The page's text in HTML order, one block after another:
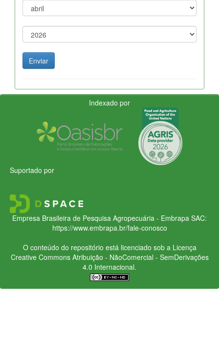
Indexado por
Suportado por
Empresa Brasileira de Pesquisa Agropecuária - Embrapa SAC:
https://www.embrapa.br/fale-conosco
O conteúdo do repositório está licenciado sob a Licença
Creative CommonsAtribuição - NãoComercial - SemDerivações
4.0 Internacional.